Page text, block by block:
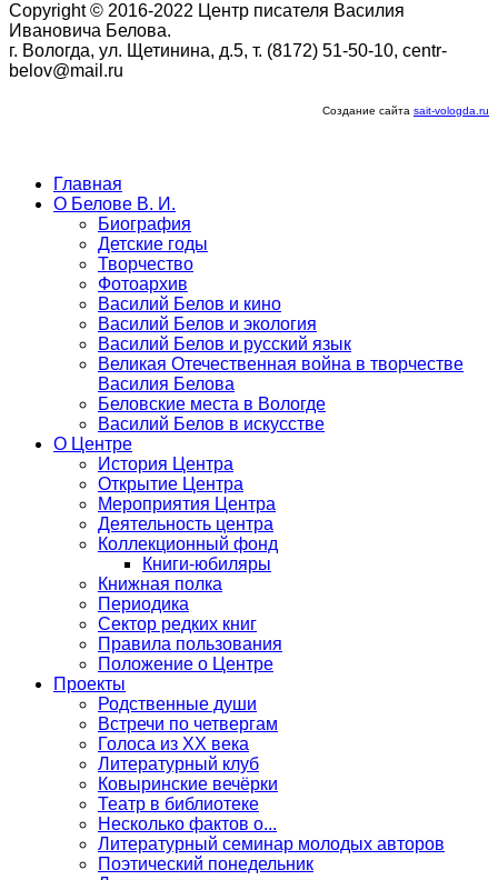
Copyright © 2016-2022 Центр писателя Василия
Ивановича Белова.
г. Вологда, ул. Щетинина, д.5, т. (8172) 51-50-10, centr-
belov@mail.ru
Создание сайта sait-vologda.ru
Главная
О Белове В. И.
Биография
Детские годы
Творчество
Фотоархив
Василий Белов и кино
Василий Белов и экология
Василий Белов и русский язык
Великая Отечественная война в творчестве
Василия Белова
Беловские места в Вологде
Василий Белов в искусстве
О Центре
История Центра
Открытие Центра
Мероприятия Центра
Деятельность центра
Коллекционный фонд
Книги-юбиляры
Книжная полка
Периодика
Сектор редких книг
Правила пользования
Положение о Центре
Проекты
Родственные души
Встречи по четвергам
Голоса из ХХ века
Литературный клуб
Ковыринские вечёрки
Театр в библиотеке
Несколько фактов о...
Литературный семинар молодых авторов
Поэтический понедельник